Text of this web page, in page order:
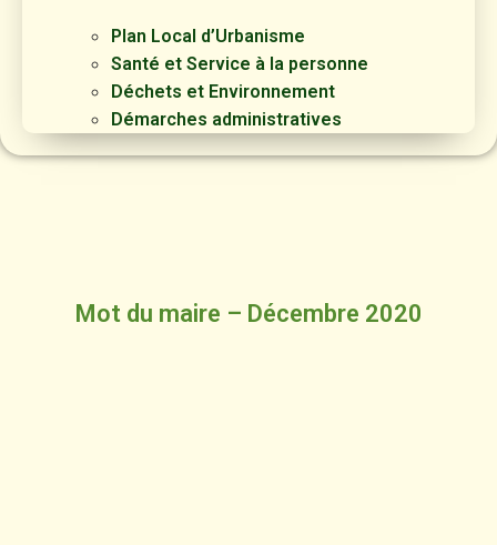
Plan Local d’Urbanisme
Santé et Service à la personne
Déchets et Environnement
Démarches administratives
Mot du maire – Décembre 2020